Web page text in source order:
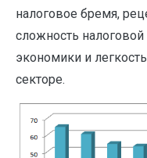
налоговое бремя,
сложность
экономики и
секторе.